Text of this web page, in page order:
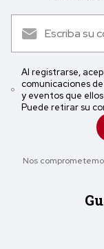
Al registrarse,
comunicaciones
y eventos que
Puede retirar su
Nos